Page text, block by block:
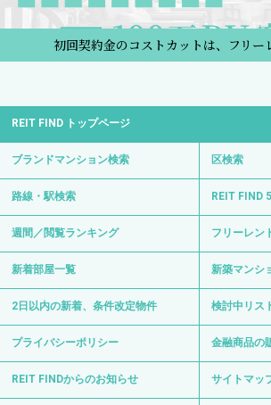
初回契約金のコストカットは、フリー
REIT FIND トップページ
ブランドマンション検索 区検索
路線・駅検索 REIT FIND
週間／閲覧ランキング フリーレン
新着部屋一覧 新築マンシ
2日以内の新着、条件改定物件 検討中リス
プライバシーポリシー 金融商品の
REIT FINDからのお知らせ サイトマッ